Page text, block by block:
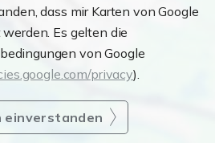
dass mir Karten von Google
Es gelten die
von Google
privacy).
einverstanden